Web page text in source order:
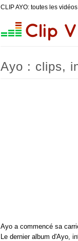
CLIP AYO: toutes les
Ayo : clips,
Ayo a commencé sa
Le dernier album d'Ayo,